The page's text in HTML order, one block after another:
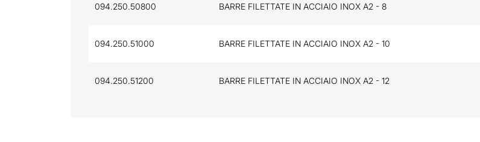
094.250.50800 BARRE FILETTATE IN ACCIAIO INOX A2 - 8
094.250.51000 BARRE FILETTATE IN ACCIAIO INOX A2 - 10
094.250.51200 BARRE FILETTATE IN ACCIAIO INOX A2 - 12